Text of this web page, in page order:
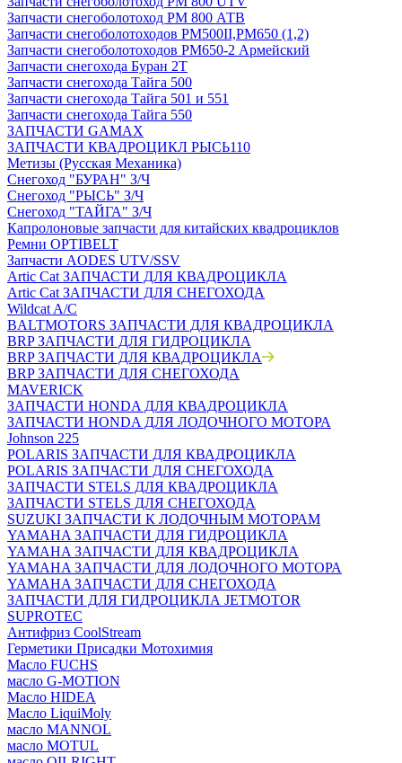
Запчасти снегоболотоход РМ 800 АТВ
Запчасти снегоболотоходов РМ500II,РМ650 (1,2)
Запчасти снегоболотоходов РМ650-2 Армейский
Запчасти снегохода Буран 2Т
Запчасти снегохода Тайга 500
Запчасти снегохода Тайга 501 и 551
Запчасти снегохода Тайга 550
ЗАПЧАСТИ GAMAX
ЗАПЧАСТИ КВАДРОЦИКЛ РЫСЬ110
Метизы (Русская Механика)
Снегоход "БУРАН" З/Ч
Снегоход "РЫСЬ" З/Ч
Снегоход "ТАЙГА" З/Ч
Капролоновые запчасти для китайских квадроциклов
Ремни OPTIBELT
Запчасти AODES UTV/SSV
Artic Cat ЗАПЧАСТИ ДЛЯ КВАДРОЦИКЛА
Artic Cat ЗАПЧАСТИ ДЛЯ СНЕГОХОДА
Wildcat A/C
BALTMOTORS ЗАПЧАСТИ ДЛЯ КВАДРОЦИКЛА
BRP ЗАПЧАСТИ ДЛЯ ГИДРОЦИКЛА
BRP ЗАПЧАСТИ ДЛЯ КВАДРОЦИКЛА
BRP ЗАПЧАСТИ ДЛЯ СНЕГОХОДА
MAVERICK
ЗАПЧАСТИ HONDA ДЛЯ КВАДРОЦИКЛА
ЗАПЧАСТИ HONDA ДЛЯ ЛОДОЧНОГО МОТОРА
Johnson 225
POLARIS ЗАПЧАСТИ ДЛЯ КВАДРОЦИКЛА
POLARIS ЗАПЧАСТИ ДЛЯ СНЕГОХОДА
ЗАПЧАСТИ STELS ДЛЯ КВАДРОЦИКЛА
ЗАПЧАСТИ STELS ДЛЯ СНЕГОХОДА
SUZUKI ЗАПЧАСТИ К ЛОДОЧНЫМ МОТОРАМ
YAMAHA ЗАПЧАСТИ ДЛЯ ГИДРОЦИКЛА
YAMAHA ЗАПЧАСТИ ДЛЯ КВАДРОЦИКЛА
YAMAHA ЗАПЧАСТИ ДЛЯ ЛОДОЧНОГО МОТОРА
YAMAHA ЗАПЧАСТИ ДЛЯ СНЕГОХОДА
ЗАПЧАСТИ ДЛЯ ГИДРОЦИКЛА JETMOTOR
SUPROTEC
Антифриз CoolStream
Герметики Присадки Мотохимия
Масло FUCHS
масло G-MOTION
Масло HIDEA
Масло LiquiMoly
масло MANNOL
масло MOTUL